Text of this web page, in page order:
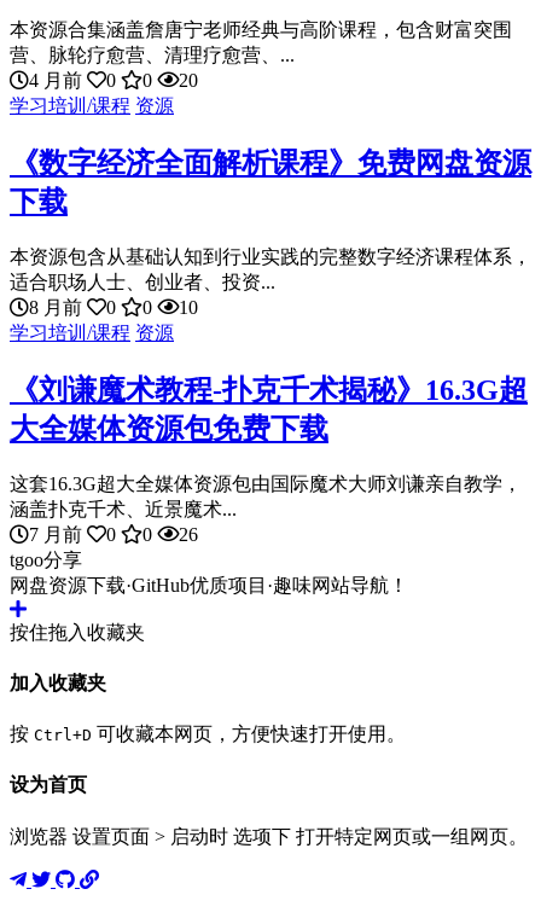
本资源合集涵盖詹唐宁老师经典与高阶课程，包含财富突围
营、脉轮疗愈营、清理疗愈营、...
4 月前
0 0
20
学习培训/课程 资源
《数字经济全面解析课程》免费网盘资源
下载
本资源包含从基础认知到行业实践的完整数字经济课程体系，
适合职场人士、创业者、投资...
8 月前
0 0
10
学习培训/课程 资源
《刘谦魔术教程-扑克千术揭秘》16.3G超
大全媒体资源包免费下载
这套16.3G超大全媒体资源包由国际魔术大师刘谦亲自教学，
涵盖扑克千术、近景魔术...
7 月前
0 0
26
tgoo分享
网盘资源下载·GitHub优质项目·趣味网站导航！
按住拖入收藏夹
加入收藏夹
按 Ctrl+D 可收藏本网页，方便快速打开使用。
设为首页
浏览器 设置页面 > 启动时 选项下 打开特定网页或一组网页。